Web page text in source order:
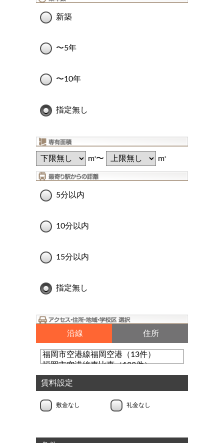
新築
〜5年
〜10年
指定無し
m2〜 m2
5分以内
10分以内
15分以内
指定無し
沿線 住所
賃料設定
敷金なし 礼金なし